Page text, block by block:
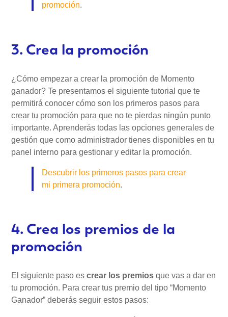
promoción.
3. Crea la promoción
¿Cómo empezar a crear la promoción de Momento
ganador? Te presentamos el siguiente tutorial que te
permitirá conocer cómo son los primeros pasos para
crear tu promoción para que no te pierdas ningún punto
importante. Aprenderás todas las opciones generales de
gestión que como administrador tienes disponibles en tu
panel interno para gestionar y editar la promoción.
Descubrir los primeros pasos para crear
mi primera promoción.
4. Crea los premios de la
promoción
El siguiente paso escrear los premios que vas a dar en
tu promoción. Para crear tus premio del tipo “Momento
Ganador” deberás seguir estos pasos: